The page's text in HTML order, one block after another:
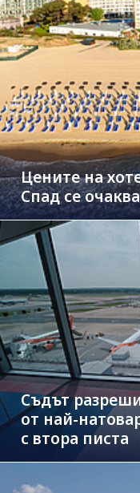
Цените на
Спад се
Съдът
от най-
с втора писта